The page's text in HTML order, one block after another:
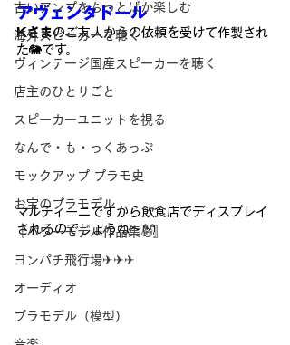
古いアンプをちっとばか楽しむ
海外スピーカーを聴く
ヴィンテージ国産スピーカーを聴く
店主のひとりごと
スピーカーユニットを視る
なんで・も・っくあっぷ
モックアップ プラモ史
お宝のプラモデル
『パワーモデル作品集💪』
ヨンパチ飛行場✈✈✈
オーディオ
プラモデル（模型）
アヴェンタドール
Kさまのご友人からの依頼を受けて作製され
た🐘です。
マルティーニですから飲食店でディスプレイ
されるのでしょうね～👐